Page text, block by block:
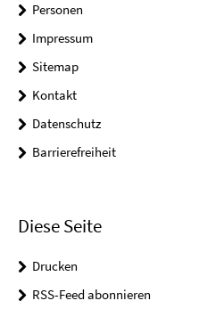
Personen
Impressum
Sitemap
Kontakt
Datenschutz
Barrierefreiheit
Diese Seite
Drucken
RSS-Feed abonnieren